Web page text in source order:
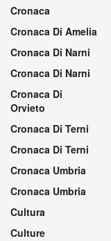
Cronaca
Cronaca Di Amelia
Cronaca Di Narni
Cronaca Di Narni
Cronaca Di
Orvieto
Cronaca Di Terni
Cronaca Di Terni
Cronaca Umbria
Cronaca Umbria
Cultura
Culture